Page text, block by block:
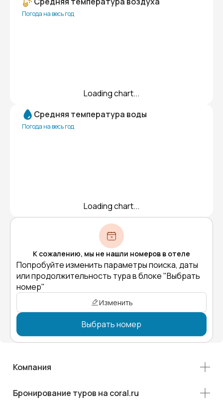
Погода на весь год
Loading chart...
Средняя температура воды
Погода на весь год
Loading chart...
К сожалению, мы не нашли номеров в отеле
Попробуйте изменить параметры поиска, даты
или продолжительность тура в блоке "Выбрать
номер"
Изменить
Выбрать номер
Компания
Бронирование туров на coral.ru